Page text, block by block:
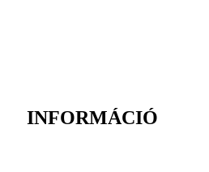
INFORMÁCIÓ